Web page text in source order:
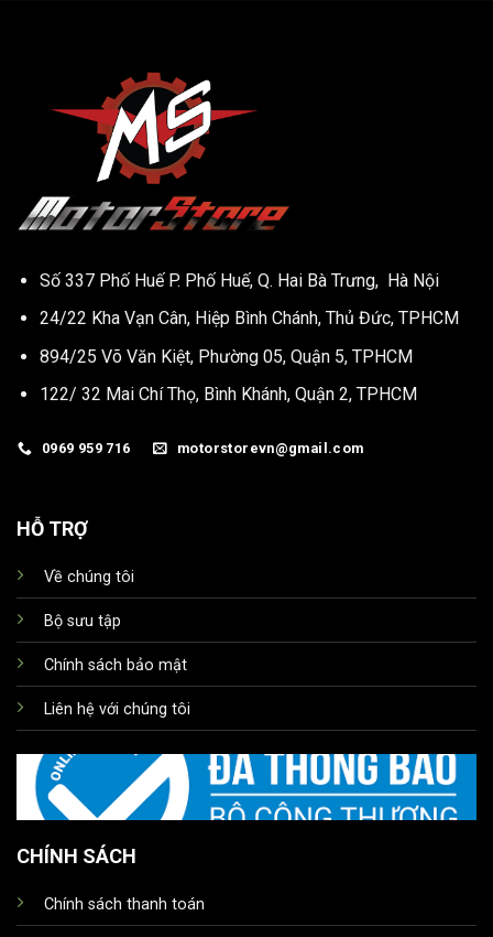
Số 337 Phố Huế P. Phố Huế, Q. Hai Bà Trưng, Hà Nội
24/22 Kha Vạn Cân, Hiệp Bình Chánh, Thủ Đức, TPHCM
894/25 Võ Văn Kiệt, Phường 05, Quận 5, TPHCM
122/ 32 Mai Chí Thọ, Bình Khánh, Quận 2, TPHCM
0969 959 716 motorstorevn@gmail.com
HỖ TRỢ
Về chúng tôi
Bộ sưu tập
Chính sách bảo mật
Liên hệ với chúng tôi
CHÍNH SÁCH
Chính sách thanh toán